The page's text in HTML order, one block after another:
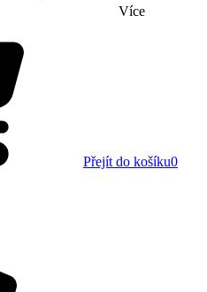
Více
Přejít do košíku0